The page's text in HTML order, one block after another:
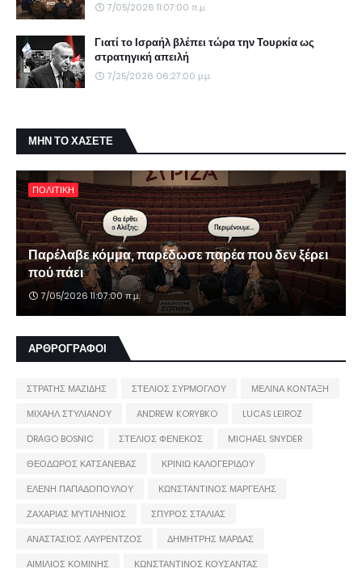
7/05/2026 11:07:00 π.μ.
Γιατί το Ισραήλ βλέπει τώρα την Τουρκία ως
στρατηγική απειλή
7/25/2026 06:27:00 μ.μ.
ΜΗΝ ΤΟ ΧΑΣΕΤΕ
ΠΟΛΙΤΙΚΗ
Παρέλαβε κόμμα, παρέδωσε παρέα που δεν ξέρει
πού πάει
7/05/2026 11:07:00 π.μ.
ΑΡΘΡΟΓΡΑΦΟΙ
ΣΤΡΑΤΗΣ ΜΑΖΙΔΗΣ ΣΤΕΛΙΟΣ ΣΥΡΜΟΓΛΟΥ
ΜΕΛΙΝΑ ΚΟΝΤΑΞΗ
ΜΙΧΑΗΛ ΣΤΥΛΙΑΝΟΥ
ANDREW KORYBKO
LUCAS LEIROZ
DRAGO BOSNIC
ΣΤΕΛΙΟΣ ΦΕΝΕΚΟΣ
MICHAEL SNYDER
ΘΕΟΔΩΡΟΣ ΚΑΤΣΑΝΕΒΑΣ
ΚΡΙΝΙΩ ΚΑΛΟΓΕΡΙΔΟΥ
ΕΛΕΝΗ ΠΑΠΑΔΟΠΟΥΛΟΥ
ΚΩΝΣΤΑΝΤΙΝΟΣ ΜΑΡΓΕΛΗΣ
ΖΑΧΑΡΙΑΣ ΜΥΤΙΛΗΝΙΟΣ
ΣΠΥΡΟΣ ΣΤΑΛΙΑΣ
ΑΝΑΣΤΑΣΙΟΣ ΛΑΥΡΕΝΤΖΟΣ
ΔΗΜΗΤΡΗΣ ΜΑΡΔΑΣ
ΑΙΜΙΛΙΟΣ ΚΟΜΙΝΗΣ
ΚΩΝΣΤΑΝΤΙΝΟΣ ΚΟΥΣΑΝΤΑΣ